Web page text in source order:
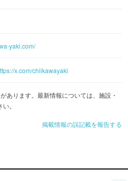
yaki.com/
x.com/chiikawayaki
あります。最新情報については、施設・
。
掲載情報の誤記載を報告する